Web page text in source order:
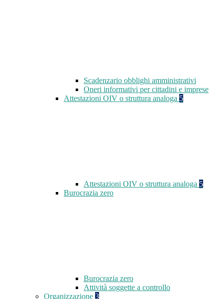
Scadenzario obblighi amministrativi
Oneri informativi per cittadini e imprese
Attestazioni OIV o struttura analoga 5
Attestazioni OIV o struttura analoga 5
Burocrazia zero
Burocrazia zero
Attività soggette a controllo
Organizzazione 3